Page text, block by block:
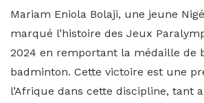
Mariam Eniola Bolaji, une jeune
marqué l’histoire des Jeux
2024 en remportant la médaille de
badminton. Cette victoire est une
l’Afrique dans cette discipline, tant